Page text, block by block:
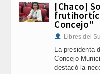
[Chaco]
Concejo"
Libres del
La presidenta
Concejo
destacó la